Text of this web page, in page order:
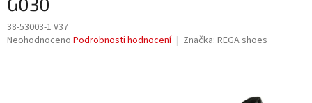
38-53003-1 V37
Průměrné
Neohodnoceno Podrobnosti hodnocení Značka: REGA shoes